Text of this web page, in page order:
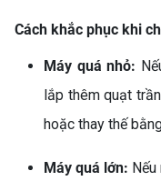
Cách khắc phục khi
Máy quá nhỏ:
lắp thêm quạt
hoặc thay thế
Máy quá lớn: